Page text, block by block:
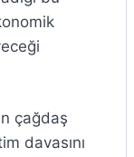
çağdaş
davasını